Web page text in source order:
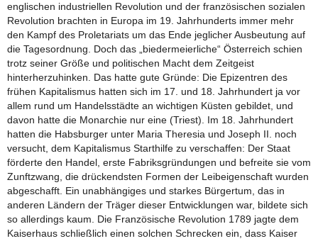
englischen industriellen Revolution und der französischen sozialen
Revolution brachten in Europa im 19. Jahrhunderts immer mehr
den Kampf des Proletariats um das Ende jeglicher Ausbeutung auf
die Tagesordnung. Doch das „biedermeierliche“ Österreich schien
trotz seiner Größe und politischen Macht dem Zeitgeist
hinterherzuhinken. Das hatte gute Gründe: Die Epizentren des
frühen Kapitalismus hatten sich im 17. und 18. Jahrhundert ja vor
allem rund um Handelsstädte an wichtigen Küsten gebildet, und
davon hatte die Monarchie nur eine (Triest). Im 18. Jahrhundert
hatten die Habsburger unter Maria Theresia und Joseph II. noch
versucht, dem Kapitalismus Starthilfe zu verschaffen: Der Staat
förderte den Handel, erste Fabriksgründungen und befreite sie vom
Zunftzwang, die drückendsten Formen der Leibeigenschaft wurden
abgeschafft. Ein unabhängiges und starkes Bürgertum, das in
anderen Ländern der Träger dieser Entwicklungen war, bildete sich
so allerdings kaum. Die Französische Revolution 1789 jagte dem
Kaiserhaus schließlich einen solchen Schrecken ein, dass Kaiser